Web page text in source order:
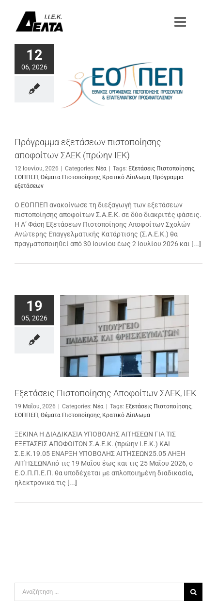
περιεχόμενο
12
06, 2026
Πρόγραμμα εξετάσεων πιστοποίησης
αποφοίτων ΣΑΕΚ (πρώην ΙΕΚ)
12 Ιουνίου, 2026 | Categories: Νέα | Tags: Εξετάσεις Πιστοποίησης
ΕΟΠΠΕΠ Θέματα Πιστοποίησης Κρατικό Δίπλωμα Πρόγραμμα
εξετάσεων
Ο ΕΟΠΠΕΠ ανακοίνωσε τη διεξαγωγή των εξετάσεων
πιστοποίησης αποφοίτων Σ.Α.Ε.Κ. σε δύο διακριτές φάσεις.
Η Α’ Φάση Εξετάσεων Πιστοποίησης Αποφοίτων Σχολών
Ανώτερης Επαγγελματικής Κατάρτισης (Σ.Α.Ε.Κ.) θα
πραγματοποιηθεί από 30 Ιουνίου έως 2 Ιουλίου 2026 και [...]
19
05, 2026
Εξετάσεις Πιστοποίησης Αποφοίτων ΣΑΕΚ, ΙΕΚ
19 Μαΐου, 2026 | Categories: Νέα | Tags: Εξετάσεις Πιστοποίησης
ΕΟΠΠΕΠ Θέματα Πιστοποίησης Κρατικό Δίπλωμα
ΞΕΚΙΝΑ Η ΔΙΑΔΙΚΑΣΙΑ ΥΠΟΒΟΛΗΣ ΑΙΤΗΣΕΩΝ ΓΙΑ ΤΙΣ
ΕΞΕΤΑΣΕΙΣ ΑΠΟΦΟΙΤΩΝ Σ.Α.Ε.Κ. (πρώην Ι.Ε.Κ.) ΚΑΙ
Σ.Ε.Κ.19.05 ΕΝΑΡΞΗ ΥΠΟΒΟΛΗΣ ΑΙΤΉΣΕΩΝ25.05 ΛΗΞΗ
ΑΙΤΉΣΕΩΝΑπό τις 19 Μαΐου έως και τις 25 Μαΐου 2026, ο
Ε.Ο.Π.Π.Ε.Π. θα υποδέχεται με απλοποιημένη διαδικασία,
ηλεκτρονικά τις [...]
για: